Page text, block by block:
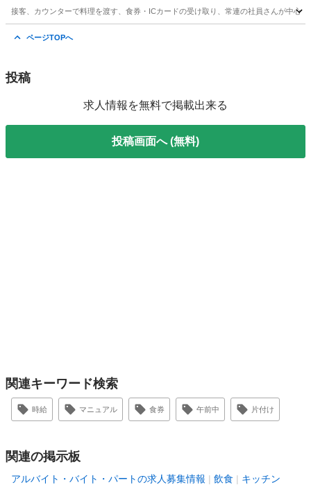
接客、カウンターで料理を渡す、食券・ICカードの受け取り、常連の社員さんが中心
ページTOPへ
投稿
求人情報を無料で掲載出来る
投稿画面へ (無料)
関連キーワード検索
時給 マニュアル 食券 午前中 片付け
関連の掲示板
アルバイト・バイト・パートの求人募集情報 飲食 キッチン